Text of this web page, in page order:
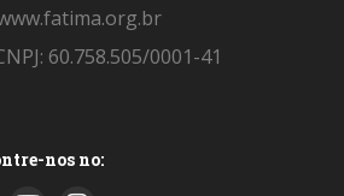
60.758.505/0001-41
nos no: